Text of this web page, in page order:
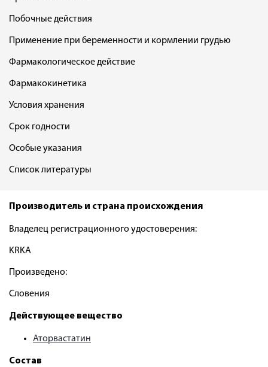
Побочные действия
Применение при беременности и кормлении грудью
Фармакологическое действие
Фармакокинетика
Условия хранения
Срок годности
Особые указания
Список литературы
Производитель и страна происхождения
Владелец регистрационного удостоверения:
KRKA
Произведено:
Словения
Действующее вещество
Аторвастатин
Состав